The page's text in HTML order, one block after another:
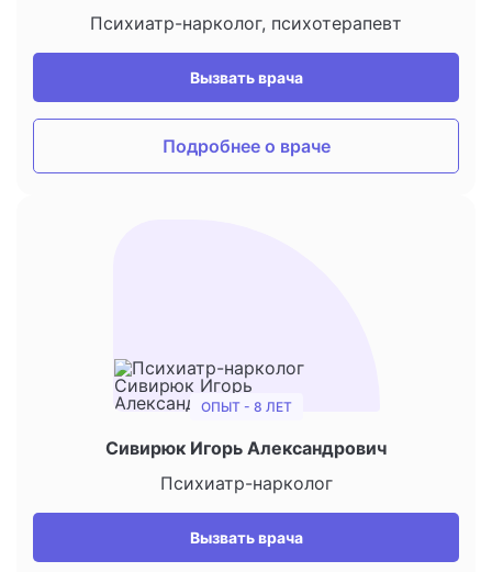
Психиатр-нарколог, психотерапевт
Вызвать врача
Подробнее о враче
ОПЫТ - 8 ЛЕТ
Сивирюк Игорь Александрович
Психиатр-нарколог
Вызвать врача